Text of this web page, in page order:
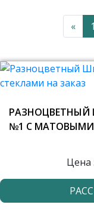
« 1
РАЗНОЦВЕТНЫЙ
№1 С
Цена